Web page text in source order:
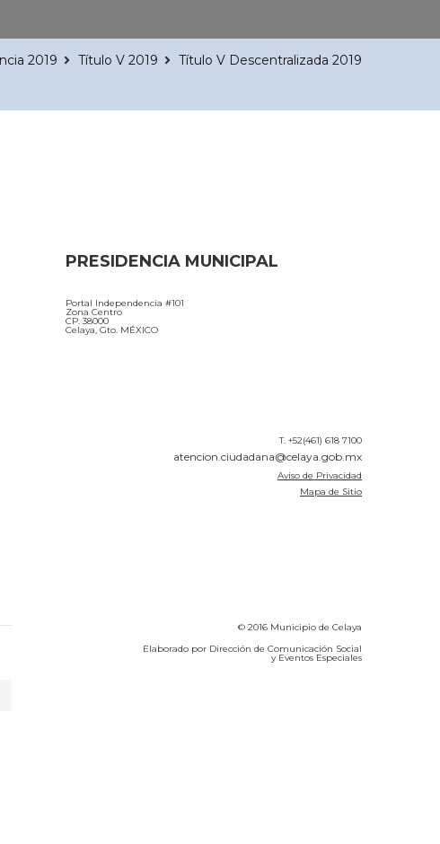
2019 Título V 2019
Título V Descentralizada 2019
PRESIDENCIA MUNICIPAL
Portal Independencia #101
Zona Centro
CP. 38000
Celaya, Gto. MÉXICO
T. +52(461) 618 7100
atencion.ciudadana@celaya.gob.mx
Aviso de Privacidad
Mapa de Sitio
© 2016 Municipio de Celaya
Elaborado por Dirección de Comunicación Social
y Eventos Especiales